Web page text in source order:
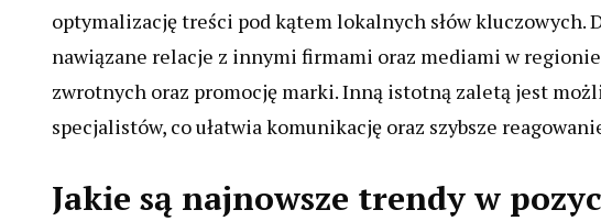
optymalizację treści pod kątem lokalnych słów kluczowych.
nawiązane relacje z innymi firmami oraz mediami w
zwrotnych oraz promocję marki. Inną istotną zaletą jest
specjalistów, co ułatwia komunikację oraz szybsze
Jakie są najnowsze trendy w